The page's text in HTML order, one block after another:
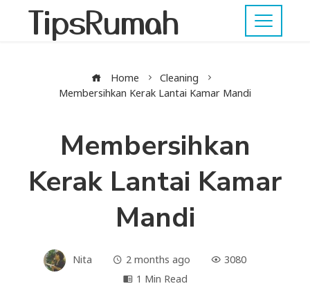
TipsRumah
Home
Cleaning
Membersihkan Kerak Lantai Kamar Mandi
Membersihkan
Kerak Lantai Kamar
Mandi
Nita 2 months ago
3080
1 Min Read